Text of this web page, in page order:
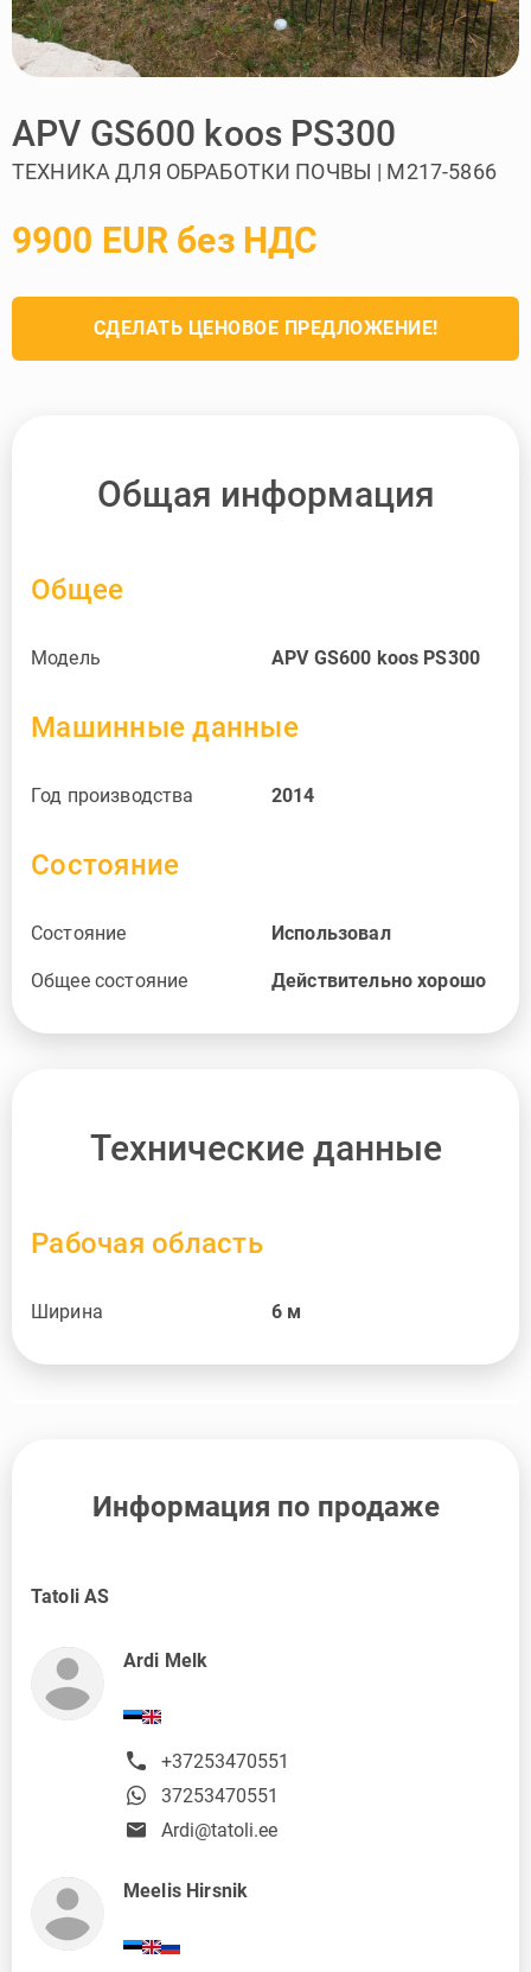
APV GS600 koos PS300
ТЕХНИКА ДЛЯ ОБРАБОТКИ ПОЧВЫ | M217-5866
9900 EUR без НДС
СДЕЛАТЬ ЦЕНОВОЕ ПРЕДЛОЖЕНИЕ!
Общая информация
Общее
Модель APV GS600 koos PS300
Машинные данные
Год производства 2014
Состояние
Состояние Использовал
Общее состояние Действительно хорошо
Технические данные
Рабочая область
Ширина 6 м
Информация по продаже
Tatoli AS
Ardi Melk
+37253470551
37253470551
Ardi@tatoli.ee
Meelis Hirsnik